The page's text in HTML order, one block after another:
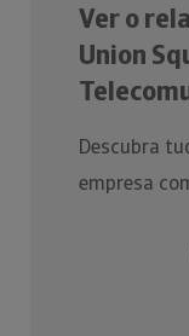
Ver o
Union
Descubra
empresa